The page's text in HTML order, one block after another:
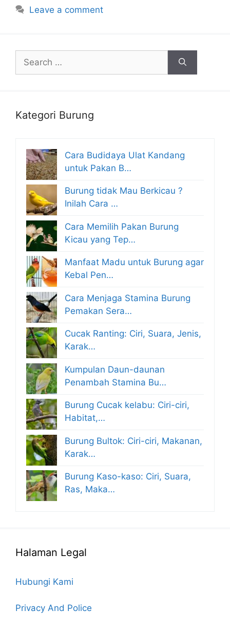
Leave a comment
for:
Kategori Burung
Cara Budidaya Ulat Kandang
untuk Pakan B…
Burung tidak Mau Berkicau ?
Inilah Cara …
Cara Memilih Pakan Burung
Kicau yang Tep…
Manfaat Madu untuk Burung agar
Kebal Pen…
Cara Menjaga Stamina Burung
Pemakan Sera…
Cucak Ranting: Ciri, Suara, Jenis,
Karak…
Kumpulan Daun-daunan
Penambah Stamina Bu…
Burung Cucak kelabu: Ciri-ciri,
Habitat,…
Burung Bultok: Ciri-ciri, Makanan,
Karak…
Burung Kaso-kaso: Ciri, Suara,
Ras, Maka…
Halaman Legal
Hubungi Kami
Privacy And Police